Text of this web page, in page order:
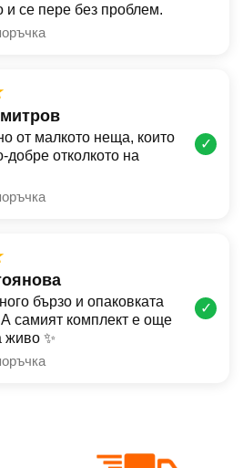
и се пере без проблем.
от малкото неща, които
добре отколкото на
✓
бързо и опаковката
самият комплект е още
живо ✨
✓